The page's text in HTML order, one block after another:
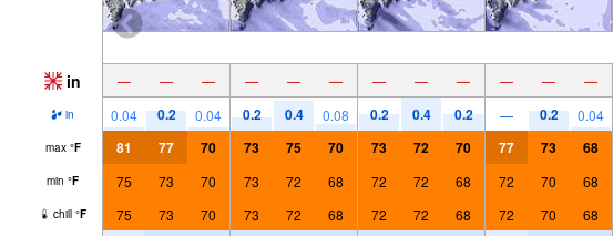
in — — — — — — — — — — — —
in 0.04 0.2 0.04 0.2 0.4 0.08 0.2 0.4 0.2 — 0.2 0.04
max °F 81 77 70 73 75 70 73 72 70 77 73 68
min °F 75 73 70 73 72 68 72 72 68 72 70 68
chill °F 75 73 70 73 72 68 72 72 68 72 70 68